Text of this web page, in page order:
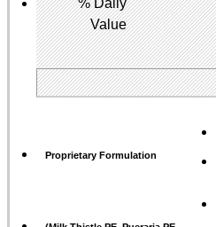
% Daily
Value
Proprietary Formulation